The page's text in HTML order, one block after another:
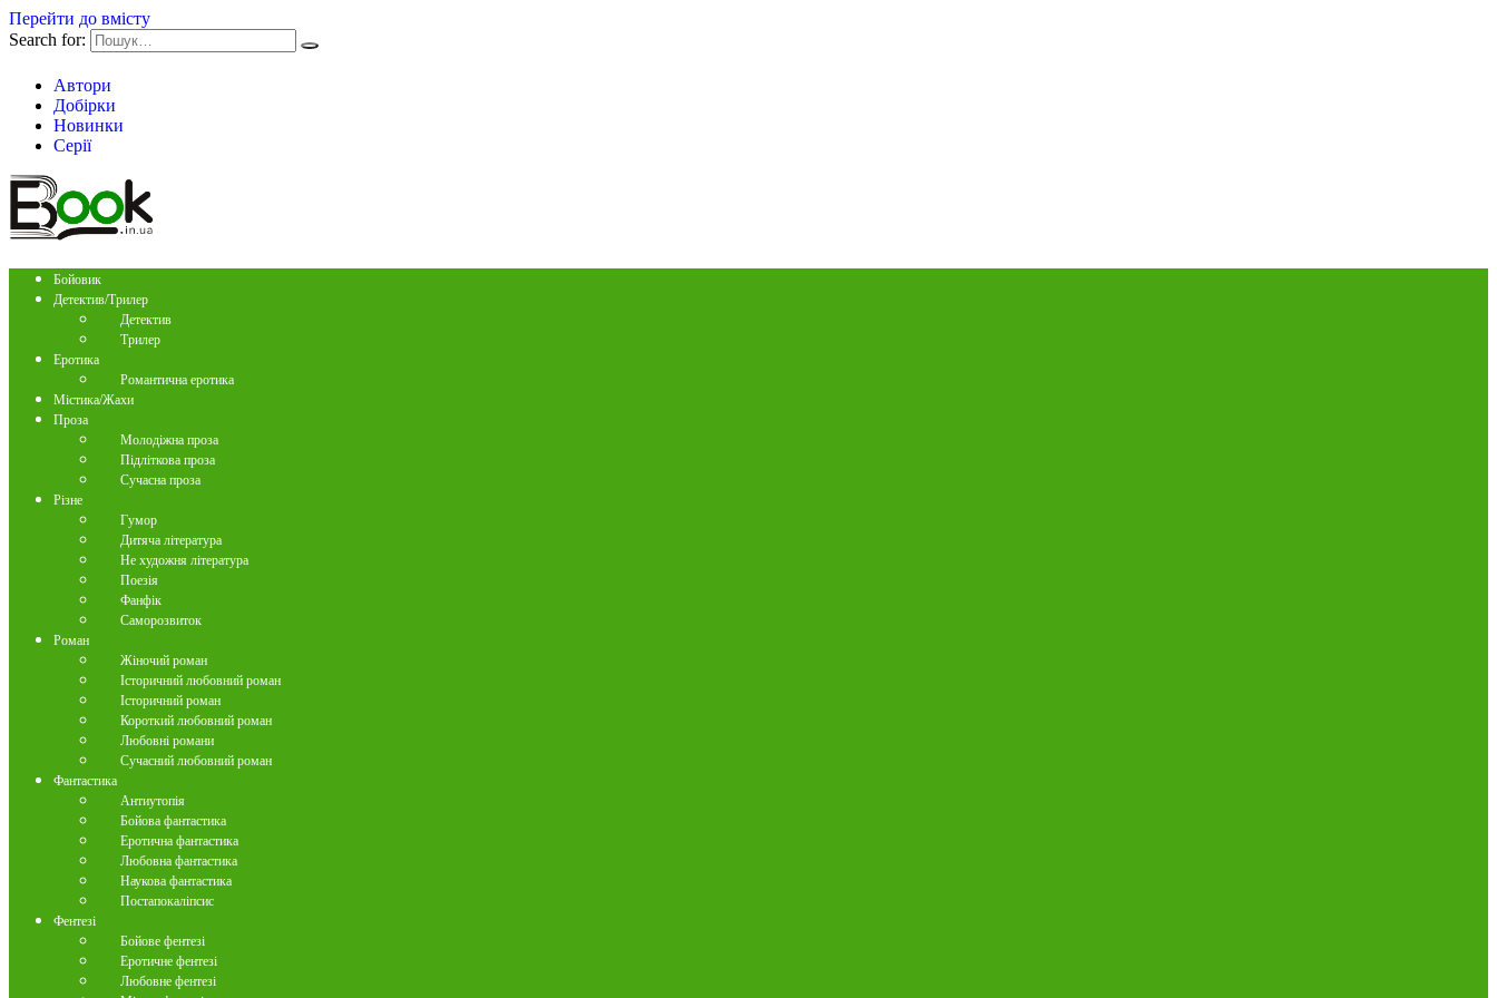
Перейти до вмісту
Search for:
Автори
Добірки
Новинки
Серії
Бойовик
Детектив/Трилер
Детектив
Трилер
Еротика
Романтична еротика
Містика/Жахи
Проза
Молодіжна проза
Підліткова проза
Сучасна проза
Різне
Гумор
Дитяча література
Не художня література
Поезія
Фанфік
Саморозвиток
Роман
Жіночий роман
Історичний любовний роман
Історичний роман
Короткий любовний роман
Любовні романи
Сучасний любовний роман
Фантастика
Антиутопія
Бойова фантастика
Еротична фантастика
Любовна фантастика
Наукова фантастика
Постапокаліпсис
Фентезі
Бойове фентезі
Еротичне фентезі
Любовне фентезі